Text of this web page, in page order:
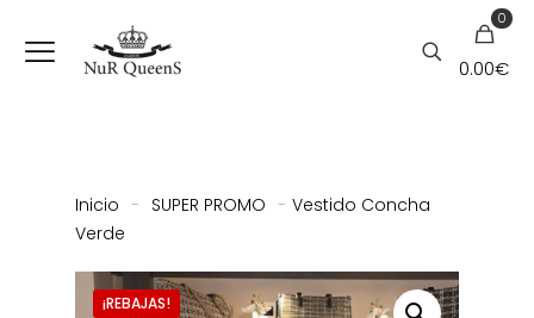
0
0.00€
Inicio - SUPER PROMO - Vestido Concha
Verde
¡REBAJAS!